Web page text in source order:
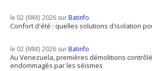
le 02 {MM} 2026 surBatinfo
Confort d'été : quelles solutions d'isolation
le 02 {MM} 2026 surBatinfo
Au Venezuela, premières démolitions
endommagés par les séismes